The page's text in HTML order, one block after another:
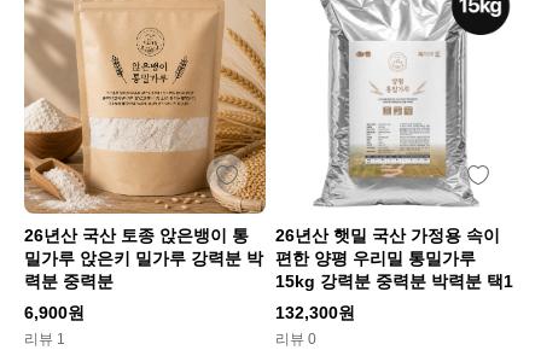
26년산 국산 토종 앉은뱅이 통
밀가루 앉은키 밀가루 강력분 박
력분 중력분
6,900원
리뷰 1
26년산 햇밀 국산 가정용 속이
편한 양평 우리밀 통밀가루
15kg 강력분 중력분 박력분 택1
132,300원
리뷰 0